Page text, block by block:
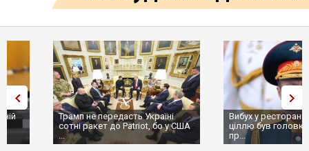
Трамп не передасть Україні
сотні ракет до Patriot, бо у США
Вибух у ресторані в Москві:
ціллю був головком ВКС